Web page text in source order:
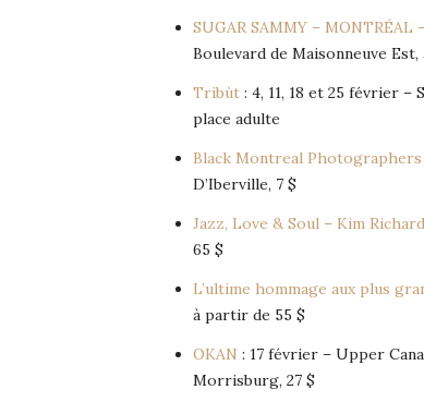
SUGAR SAMMY – MONTRÉAL
Boulevard de Maisonneuve
Tribùt : 4, 11, 18 et 25 février
place adulte
Black Montreal Photographers
D’Iberville, 7 $
Jazz, Love & Soul – Kim
65 $
L’ultime hommage aux plus
à partir de 55 $
OKAN : 17 février – Upper
Morrisburg, 27 $